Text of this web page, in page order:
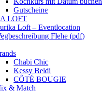
Gutscheine
LOFT
Loft – Eventlocation
Flehe (pdf)
Chabi Chic
Kessy Beldi
CÔTÉ BOUGIE
& Match